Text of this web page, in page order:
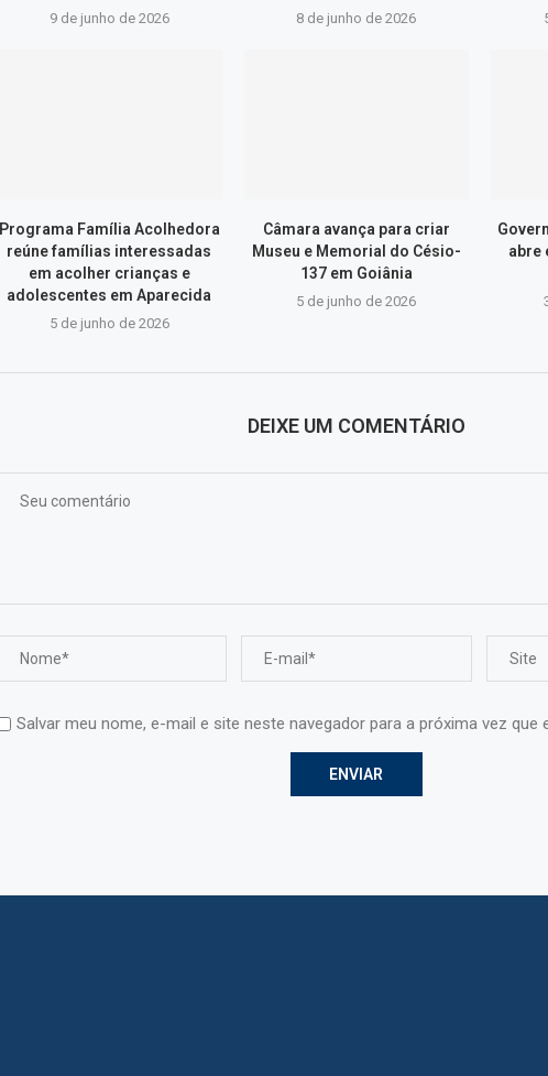
9 de junho de 2026 8 de junho de 2026
Programa Família Acolhedora
reúne famílias interessadas
em acolher crianças e
adolescentes em Aparecida
5 de junho de 2026
Câmara avança para criar
Museu e Memorial do Césio-
137 em Goiânia
5 de junho de 2026
abre
DEIXE UM COMENTÁRIO
Salvar meu nome, e-mail e site neste navegador para a próxima vez que